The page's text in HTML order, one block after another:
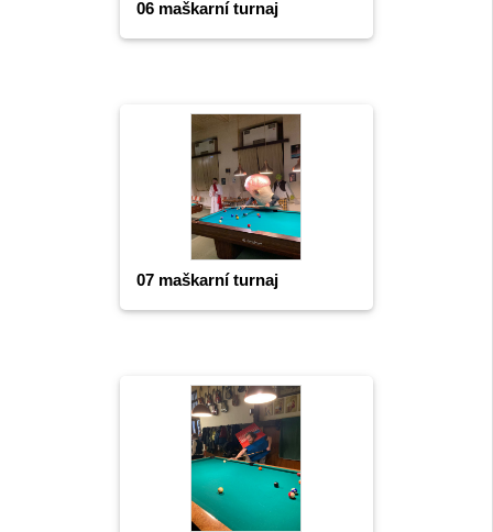
06 maškarní turnaj
07 maškarní turnaj